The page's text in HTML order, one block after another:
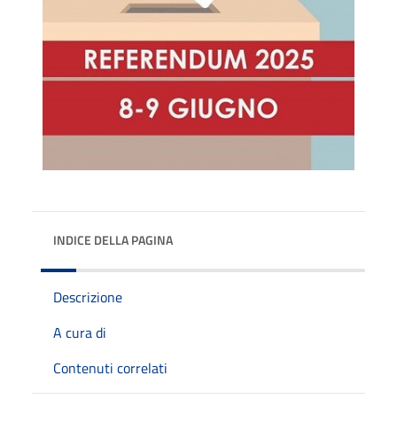
INDICE DELLA PAGINA
Descrizione
A cura di
Contenuti correlati